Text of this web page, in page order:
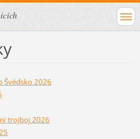
Švédsko 2026
trojboj 2026